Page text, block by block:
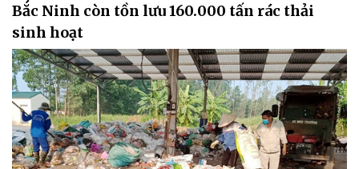
Bắc Ninh còn tồn lưu 160.000 tấn rác thải
sinh hoạt